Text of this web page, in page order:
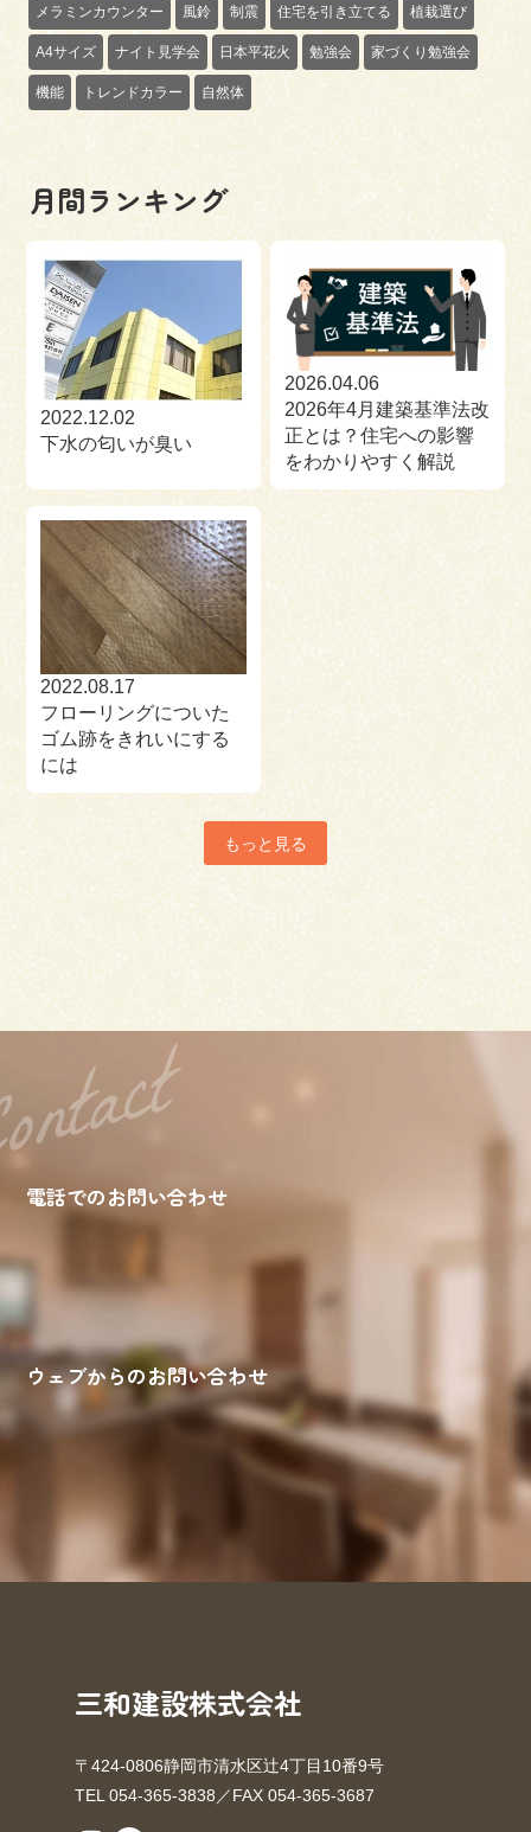
メラミンカウンター 風鈴 制震 住宅を引き立てる 植栽選び
A4サイズ ナイト見学会 日本平花火 勉強会 家づくり勉強会
機能 トレンドカラー 自然体
月間ランキング
2022.12.02
下水の匂いが臭い
2026.04.06
2026年4月建築基準法改
正とは？住宅への影響
をわかりやすく解説
2022.08.17
フローリングについた
ゴム跡をきれいにする
には
もっと見る
電話でのお問い合わせ
ウェブからのお問い合わせ
お問い合わせ 資料請求
三和建設株式会社
〒424-0806静岡市清水区辻4丁目10番9号
TEL 054-365-3838／FAX 054-365-3687